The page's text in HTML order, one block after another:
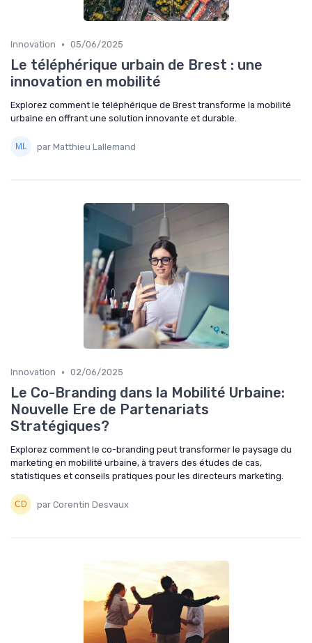
Innovation • 05/06/2025
Le téléphérique urbain de Brest : une
innovation en mobilité
Explorez comment le téléphérique de Brest transforme la mobilité
urbaine en offrant une solution innovante et durable.
par Matthieu Lallemand
Innovation • 02/06/2025
Le Co-Branding dans la Mobilité Urbaine:
Nouvelle Ere de Partenariats
Stratégiques?
Explorez comment le co-branding peut transformer le paysage du
marketing en mobilité urbaine, à travers des études de cas,
statistiques et conseils pratiques pour les directeurs marketing.
par Corentin Desvaux